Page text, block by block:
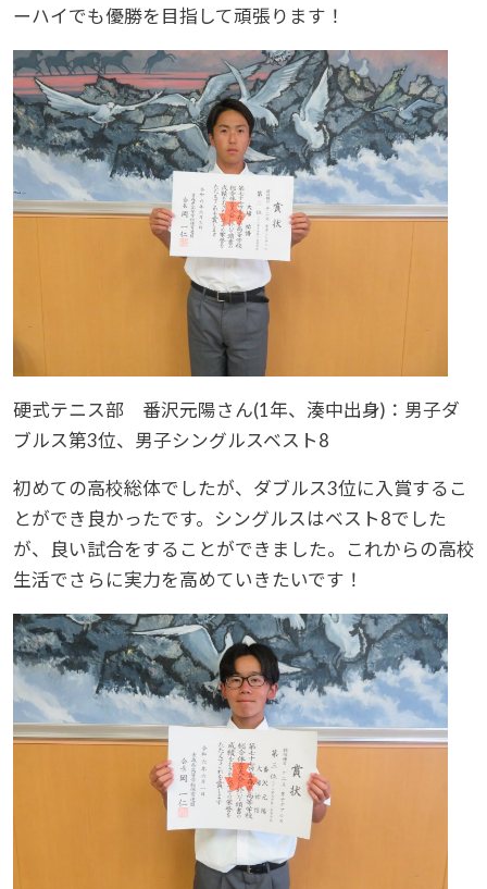
ーハイでも優勝を目指して頑張ります！
硬式テニス部 番沢元陽さん(1年、湊中出身)：男子ダ
ブルス第3位、男子シングルスベスト8
初めての高校総体でしたが、ダブルス3位に入賞するこ
とができ良かったです。シングルスはベスト8でした
が、良い試合をすることができました。これからの高校
生活でさらに実力を高めていきたいです！